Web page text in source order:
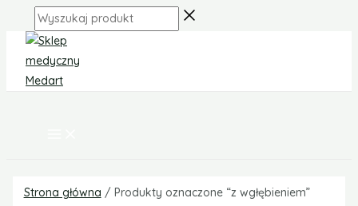
content
Wyszukaj
produkt
MENU
Strona główna / Produkty oznaczone “z wgłębieniem”
Zakres
cen: